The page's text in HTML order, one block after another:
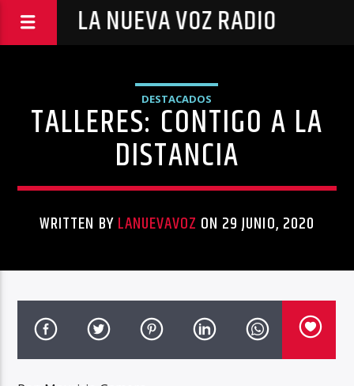
LA NUEVA VOZ RADIO
DESTACADOS
TALLERES: CONTIGO A LA
DISTANCIA
WRITTEN BYLANUEVAVOZ ON 29 JUNIO, 2020